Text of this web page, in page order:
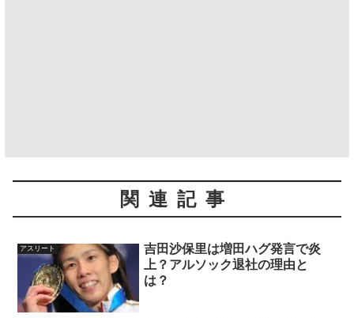
関連記事
アスリート
吉田沙保里は増田ハグ発言で炎
上？アルソック退社の理由と
は？